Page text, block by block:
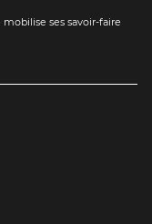
ses savoir-faire